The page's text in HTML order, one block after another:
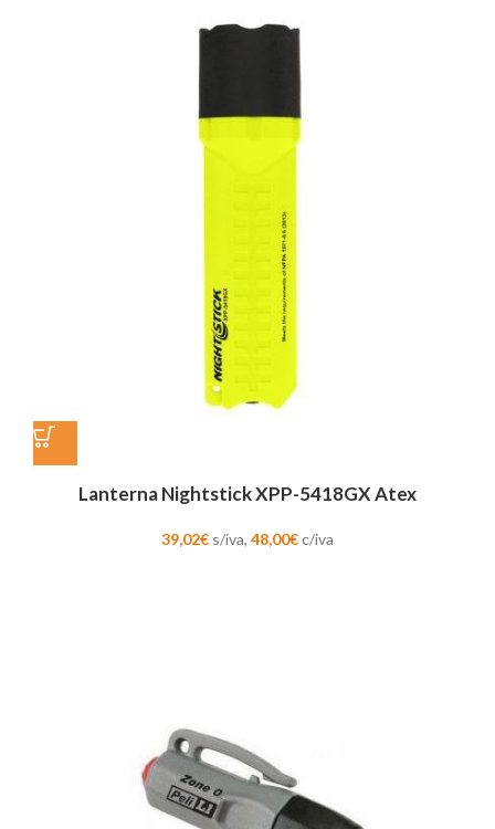
Lanterna Nightstick XPP-5418GX Atex
39,02€ s/iva, 48,00€c/iva